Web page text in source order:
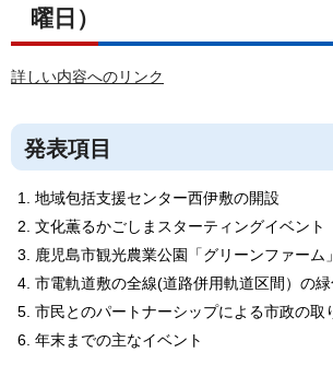
曜日）
詳しい内容へのリンク
発表項目
地域包括支援センター西伊敷の開設
文化薫るかごしまスターティングイベント
鹿児島市観光農業公園「グリーンファーム
市電軌道敷の全線(道路併用軌道区間）の
市民とのパートナーシップによる市政の取
年末までの主なイベント